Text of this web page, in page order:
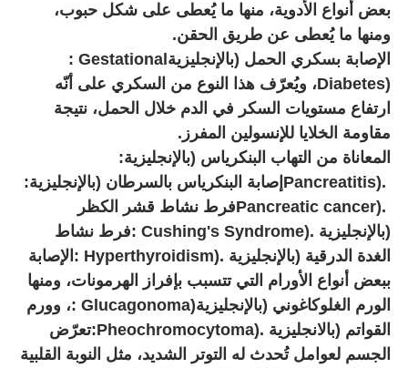
بعض أنواع الأدوية، منها ما يُعطى على شكل حبوب،
ومنها ما يُعطى عن طريق الحقن.
الإصابة بسكري الحمل (بالإنجليزية : Gestational
Diabetes)، ويُعرّف هذا النوع من السكري على أنّه
ارتفاع مستويات السكر في الدم خلال الحمل، نتيجة
مقاومة الخلايا للإنسولين المفرز .
المعاناة من التهاب البنكرياس (بالإنجليزية:
Pancreatitis). إصابة البنكرياس بالسرطان (بالإنجليزية:
Pancreatic cancer).فرط نشاط قشر الكظر
(بالإنجليزية : Cushing's Syndrome).فرط نشاط
الغدة الدرقية (بالإنجليزية : Hyperthyroidism). الإصابة
ببعض أنواع الأورام التي تتسبب بإفراز الهرمونات، ومنها
الورم الغلوكاغوني (بالإنجليزية: Glucagonoma)، وورم
القواتم (بالانجليزية :Pheochromocytoma).تعرّض
الجسم لعوامل تُحدث له التوتر الشديد، مثل النوبة القلبية